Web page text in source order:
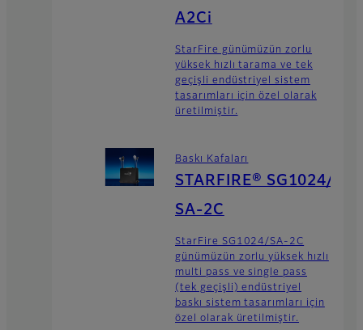
A2Ci
StarFire günümüzün zorlu
yüksek hızlı tarama ve tek
geçişli endüstriyel sistem
tasarımları için özel olarak
üretilmiştir.
Baskı Kafaları
STARFIRE® SG1024/
SA-2C
StarFire SG1024/SA-2C
günümüzün zorlu yüksek hızlı
multi pass ve single pass
(tek geçişli) endüstriyel
baskı sistem tasarımları için
özel olarak üretilmiştir.